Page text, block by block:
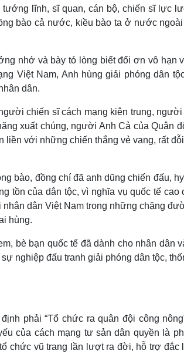
lĩnh, sĩ quan, cán bộ, chiến sĩ lực
bào cả nước, kiều bào ta ở nước
nhớ và bày tỏ lòng biết đối ơn vô hạn
Việt Nam, Anh hùng giải phóng dân
dân.
chiến sĩ cách mạng kiên trung, người
xuất chúng, người Anh Cả của Quân
liền với những chiến thắng vẻ vang, rất
bào, đồng chí đã anh dũng chiến đấu,
tồn của dân tộc, vì nghĩa vụ quốc tế cao
dân Việt Nam trong những chặng
hùng.
bè bạn quốc tế đã dành cho nhân dân
nghiệp đấu tranh giải phóng dân tộc,
phải “Tổ chức ra quân đội công
của cách mạng tư sản dân quyền là
chức vũ trang lần lượt ra đời, hỗ trợ đắc